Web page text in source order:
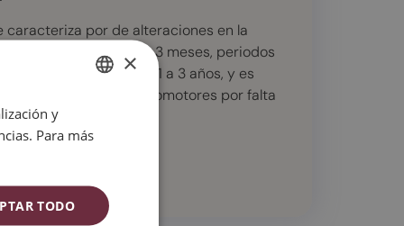
caracteriza por de alteraciones en la
tener reglas cada 2-3 meses, periodos
regla. Puede durar de 1 a 3 años, y es
algunos síntomas vasomotores por falta
CATALAN
ESPAÑOL
×
y
Para más
TODO